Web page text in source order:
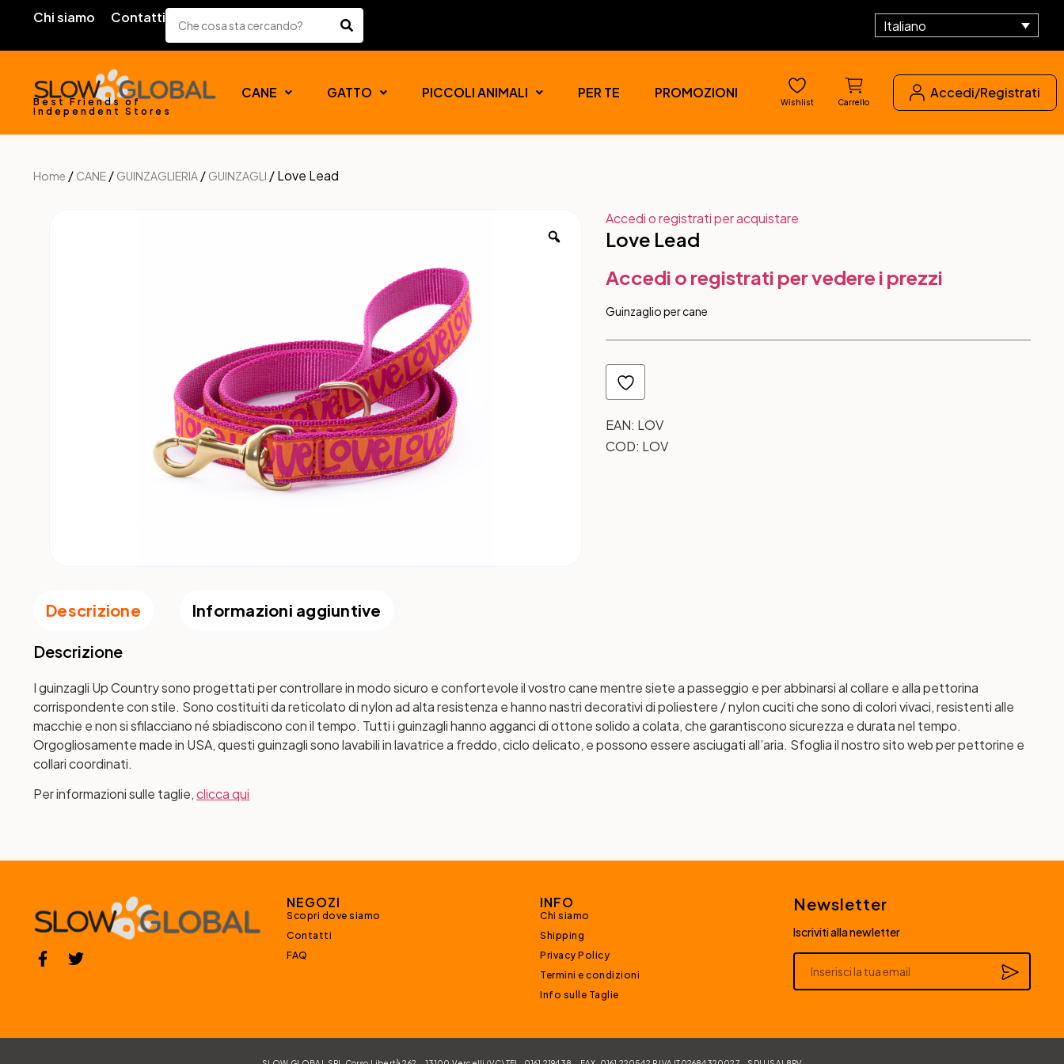
Chi siamo Contatti
Italiano
Best Friends of
Independent Stores
CANE GATTO PICCOLI ANIMALI PER TE PROMOZIONI
Wishlist Carrello
Accedi/Registrati
Home / CANE / GUINZAGLIERIA / GUINZAGLI / Love Lead
Accedi o registrati per acquistare
Love Lead
Accedi o registrati per vedere i prezzi
Guinzaglio per cane
EAN: LOV
COD: LOV
Descrizione Informazioni aggiuntive
Descrizione
I guinzagli Up Country sono progettati per controllare in modo sicuro e confortevole il vostro cane mentre siete a passeggio e per abbinarsi al collare e alla pettorina
corrispondente con stile. Sono costituiti da reticolato di nylon ad alta resistenza e hanno nastri decorativi di poliestere / nylon cuciti che sono di colori vivaci, resistenti alle
macchie e non si sfilacciano né sbiadiscono con il tempo. Tutti i guinzagli hanno agganci di ottone solido a colata, che garantiscono sicurezza e durata nel tempo.
Orgogliosamente made ​​in USA, questi guinzagli sono lavabili in lavatrice a freddo, ciclo delicato, e possono essere asciugati all’aria. Sfoglia il nostro sito web per pettorine e
collari coordinati.
Per informazioni sulle taglie,clicca qui
NEGOZI
Scopri dove siamo
Contatti
FAQ
INFO
Chi siamo
Shipping
Privacy Policy
Termini e condizioni
Info sulle Taglie
Newsletter
Iscriviti alla newletter